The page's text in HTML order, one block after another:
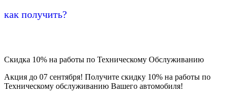
как получить?
Скидка 10% на работы по Техническому Обслуживанию
Акция до 07 сентября! Получите скидку 10% на работы по
Техническому обслуживанию Вашего автомобиля!